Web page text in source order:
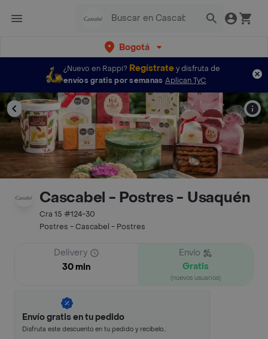
Bogotá
¿Nuevo en Rappi? Regístratey disfruta de
envíos gratis por semanas Aplican TyC
Cascabel - Postres - Usaquén
Cra 15 #124-30
Postres - Cascabel - Postres
Delivery
30 min
Envío
Gratis
(nuevos usuarios)
Envío gratis en tu pedido
Disfruta este descuento en tu pedido y recíbelo